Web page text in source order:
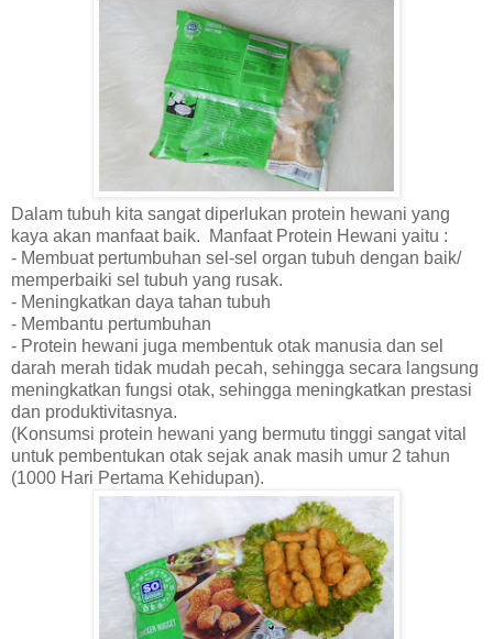
Dalam tubuh kita sangat diperlukan protein hewani yang
kaya akan manfaat baik.
Manfaat Protein Hewani yaitu :
- Membuat pertumbuhan sel-sel organ tubuh dengan baik/
memperbaiki sel tubuh yang rusak.
- Meningkatkan daya tahan tubuh
- Membantu pertumbuhan
- Protein hewani juga membentuk otak manusia dan sel
darah merah tidak mudah pecah, sehingga secara langsung
meningkatkan fungsi otak, sehingga meningkatkan prestasi
dan produktivitasnya.
(Konsumsi protein hewani yang bermutu tinggi sangat vital
untuk pembentukan otak sejak anak masih umur 2 tahun
(1000 Hari Pertama Kehidupan).